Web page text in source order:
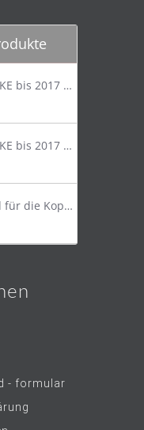
Mazda CX-5 KE bis 2017 Trittschutzleiste Edelstahl original
Mazda CX-5 KE bis 2017 Lastenträger Dachträger
Kleiderbügel für die Kopfstütze
- formular